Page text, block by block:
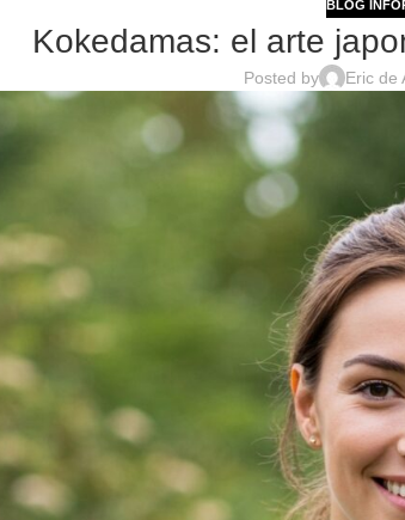
BLOG
Kokedamas: el arte
Posted by Eric de